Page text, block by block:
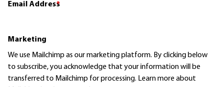
Email Address
*
Marketing
We use Mailchimp as our marketing platform. By clicking below
to subscribe, you acknowledge that your information will be
transferred to Mailchimp for processing. Learn moreabout